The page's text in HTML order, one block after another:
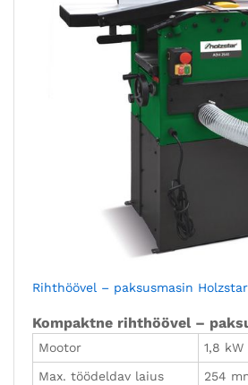
Rihthöövel – paksusmasin
Kompaktne rihthöövel –
Mootor
1,8
Max. töödeldav laius
254